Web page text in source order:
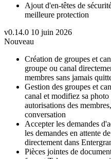
Ajout d'en-têtes de
meilleure protection
v0.14.0 10 juin 2026
Nouveau
Création de groupes et
groupe ou canal
membres sans jamais
Gestion des groupes et
canal et modifiez sa photo
autorisations des
conversation
Accepter les demandes
les demandes en attente
directement dans
Pièces jointes de